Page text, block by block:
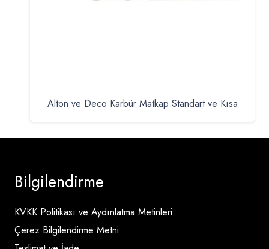
Alton ve Deco Karbür Matkap Standart ve Kısa
Bilgilendirme
KVKK Politikası ve Aydınlatma Metinleri
Çerez Bilgilendirme Metni